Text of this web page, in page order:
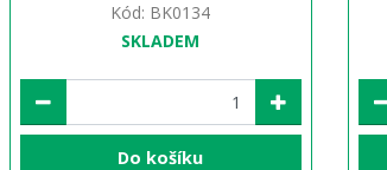
Kód: BK0134
SKLADEM
Do košíku